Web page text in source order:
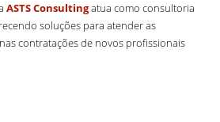
ASTS Consultingatua como consultoria
soluções para atender as
contratações de novos profissionais